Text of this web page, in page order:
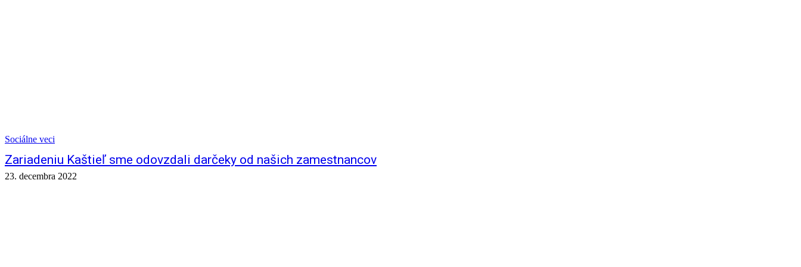
Sociálne veci
Zariadeniu Kaštieľ sme odovzdali darčeky od našich zamestnancov
23. decembra 2022